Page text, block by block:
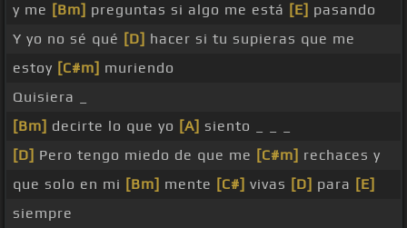
y me [Bm] preguntas si algo me está [E] pasando
Y yo no sé qué [D] hacer si tu supieras que me
estoy [C#m] muriendo
Quisiera _
[Bm] decirte lo que yo [A] siento _ _ _
[D] Pero tengo miedo de que me [C#m] rechaces y
que solo en mi [Bm] mente [C#] vivas [D] para [E]
siempre